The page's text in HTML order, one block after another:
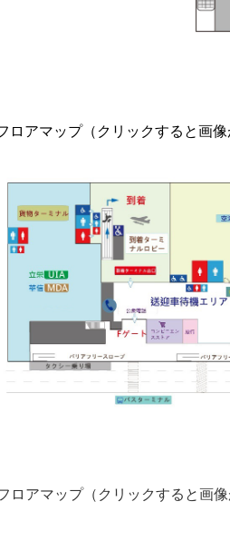
ロアマップ（クリックすると画像
ロアマップ（クリックすると画像